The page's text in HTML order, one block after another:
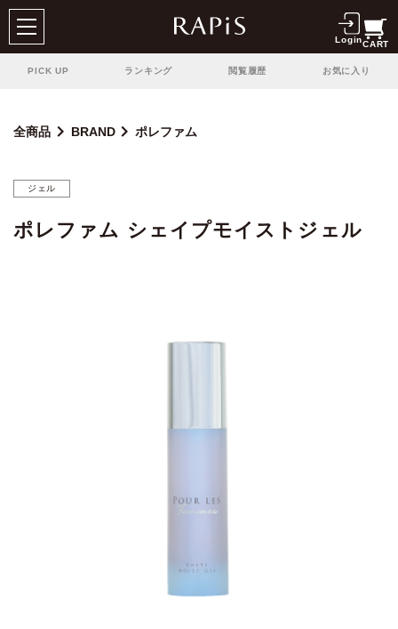
LoginCART
PICK UP ランキング 閲覧履歴 お気に入り
全商品 BRAND ポレファム
ジェル
ポレファム シェイプモイストジェル